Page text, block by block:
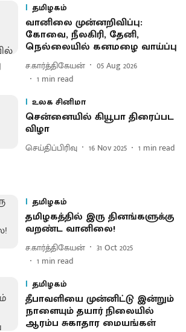
தமிழகம்
வானிலை முன்னறிவிப்பு:
கோவை, நீலகிரி, தேனி,
நெல்லையில் கனமழை வாய்ப்பு
ச.கார்த்திகேயன்
05 Aug 2026
1 min read
உலக சினிமா
சென்னையில் கியூபா திரைப்பட
விழா
செய்திப்பிரிவு 16 Nov 2025 1 min read
தமிழகம்
தமிழகத்தில் இரு தினங்களுக்கு
வறண்ட வானிலை!
ச.கார்த்திகேயன்
31 Oct 2025
1 min read
தமிழகம்
தீபாவளியை முன்னிட்டு இன்றும்
நாளையும் தயார் நிலையில்
ஆரம்ப சுகாதார மையங்கள்